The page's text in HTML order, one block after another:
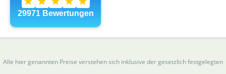
Alle hier genannten Preise verstehen sich inklusive der gesetzlich festgelegten